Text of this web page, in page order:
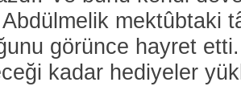
mektûbtaki
görünce hayret
kadar hediyeler